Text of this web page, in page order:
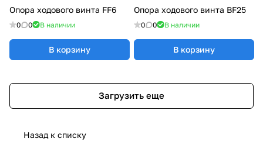
Опора ходового винта FF6
0 0 В наличии
В корзину
Опора ходового винта BF25
0 0 В наличии
В корзину
Загрузить еще
Назад к списку